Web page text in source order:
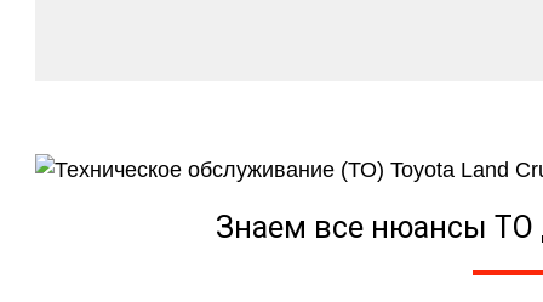
Знаем все нюансы ТО